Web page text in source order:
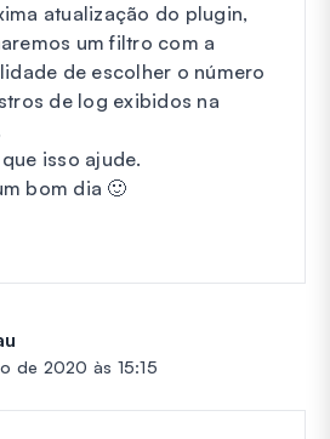
atualização do plugin,
um filtro com a
de escolher o número
de log exibidos na
isso ajude.
bom dia 🙂
de 2020 às 15:15